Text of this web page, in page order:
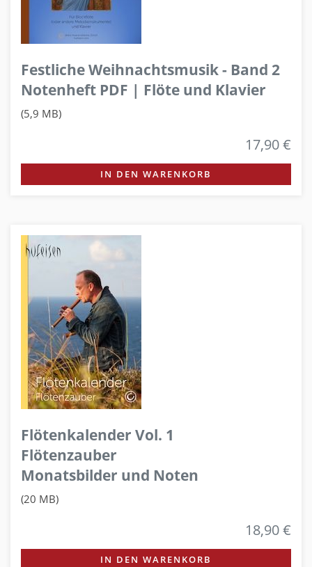
Festliche Weihnachtsmusik - Band 2
Notenheft PDF | Flöte und Klavier
(5,9 MB)
17,90 €
IN DEN WARENKORB
Flötenkalender Vol. 1
Flötenzauber
Monatsbilder und Noten
(20 MB)
18,90 €
IN DEN WARENKORB